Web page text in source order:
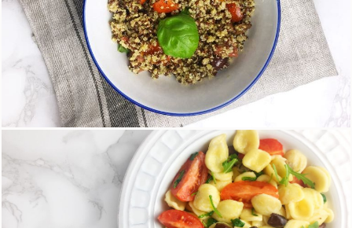
Quinoa con pomodorini, olive e basilico
15 Maggio 2018